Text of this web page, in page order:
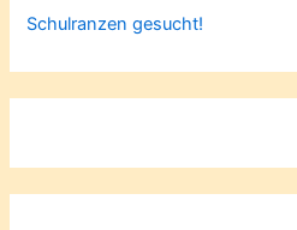
Schulranzen gesucht!